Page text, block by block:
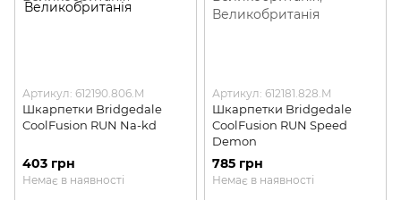
Артикул: 612190.806.M
Шкарпетки Bridgedale
CoolFusion RUN Na-kd
403 грн
Немає в наявності
Артикул: 612181.828.M
Шкарпетки Bridgedale
CoolFusion RUN Speed
Demon
785 грн
Немає в наявності